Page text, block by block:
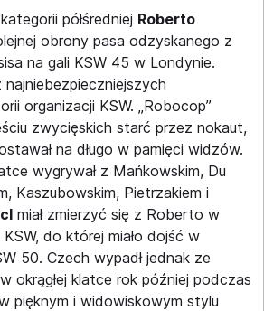
półśredniej Roberto
obrony pasa odzyskanego z
na gali KSW 45 w Londynie.
organizacji KSW. „Robocop”
zwycięskich starć przez nokaut,
na długo w pamięci widzów.
wygrywał z Mańkowskim, Du
Kaszubowskim, Pietrzakiem i
miał zmierzyć się z Roberto w
do której miało dojść w
50. Czech wypadł jednak ze
okrągłej klatce rok później podczas
pięknym i widowiskowym stylu